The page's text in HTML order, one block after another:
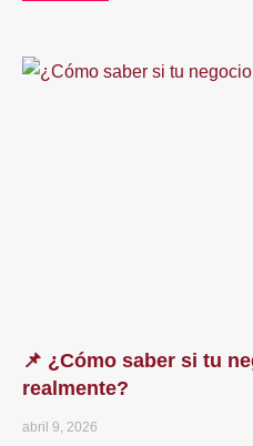
📌 ¿Cómo saber si tu
realmente?
abril 9, 2026